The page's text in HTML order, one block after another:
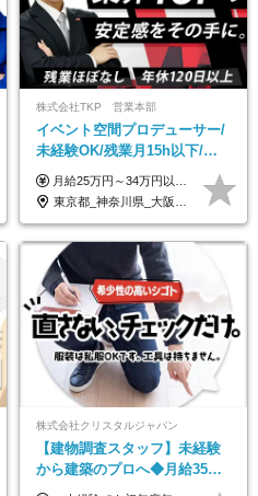
株式会社TKP 営業本部
イベント空間プロデューサー/
未経験OK/残業月15h以下/豊
富な福利厚生/全国募集/平均有
給取得日数14.9日
月給25万円～34万円以上＋各種手当＋残業代＋賞与年2回（昨年度2～4ヶ月分） 初年度想定年収：350万円～ ＜クラス・経験別の月給目安＞ ■メンバークラス：月給25万円以上 ■店長やSVなどのマネジメント経験者：月給30万円～スタート可 ■リーダークラス：月給34万円以上 ※月給は配属エリア・経験・能力を考慮して決定します（前職の経験・収入をお聞かせください）。 ※上記にはみなし残業手当20～30時間分（メンバー：3万1134円以上、経験5年以上：5万2448円以上、リーダー：5万9441円以上）を含みます。 ※超過分は別途支給いたします。
東京都_神奈川県_大阪府_愛知県_北海道_宮城県_静岡県_京都府_広島県_福岡県
株式会社クリスタルジャパン
【建物調査スタッフ】未経験
から建築のプロへ◆月給35万
円～＋賞与年2回◆官公庁・